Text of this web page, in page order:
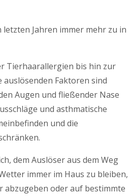
Jahren immer mehr zu in
Tierhaarallergien bis hin zur
Faktoren sind
Augen und fließender Nase
und asthmatische
und die
dem Auslöser aus dem Weg
immer im Haus zu bleiben,
abzugeben oder auf bestimmte